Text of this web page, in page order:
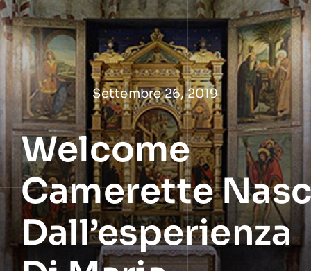
Salta
al
contenuto
Settembre 26, 2019
Welcome
Camerette
Dall’esperienza